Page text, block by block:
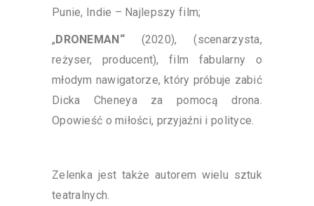
Punie, Indie – Najlepszy film;
„DRONEMAN“(2020), (scenarzysta,
reżyser, producent), film fabularny o
młodym nawigatorze, który próbuje zabić
Dicka Cheneya za pomocą drona.
Opowieść o miłości, przyjaźni i polityce.
Zelenka jest także autorem wielu sztuk
teatralnych.